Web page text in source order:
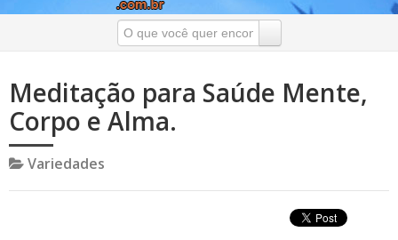
Meditação para Saúde Mente,
Corpo e Alma.
Variedades